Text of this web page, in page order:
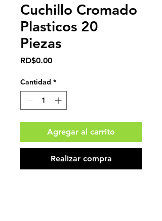
Cuchillo Cromado
Plasticos 20
Piezas
RD$0.00Precio
Cantidad *
Agregar al carrito
Realizar compra